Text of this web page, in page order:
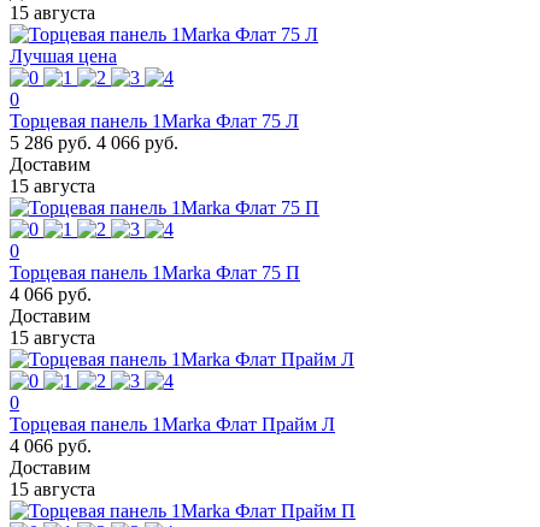
15 августа
Лучшая цена
0
Торцевая панель 1Marka Флат 75 Л
5 286 руб. 4 066 руб.
Доставим
15 августа
0
Торцевая панель 1Marka Флат 75 П
4 066 руб.
Доставим
15 августа
0
Торцевая панель 1Marka Флат Прайм Л
4 066 руб.
Доставим
15 августа